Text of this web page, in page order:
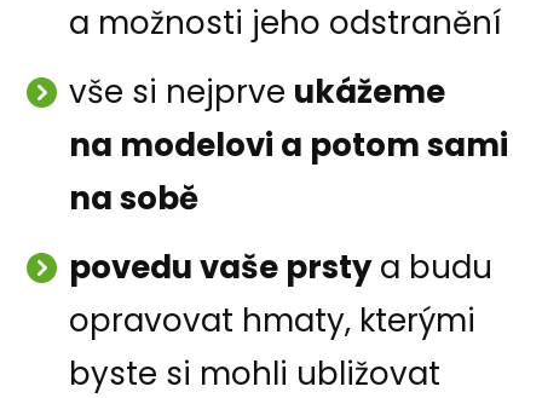
a možnosti jeho odstranění
vše si nejprve ukážeme
na modelovi a potom sami
na sobě
povedu vaše prstya budu
opravovat hmaty, kterými
byste si mohli ubližovat